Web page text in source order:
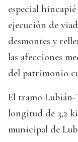
especial
ejecución de
desmontes y
las afecciones
del patrimonio
El tramo Lubián-
longitud de 3,2
municipal de